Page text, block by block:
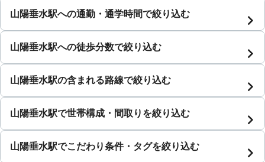
山陽垂水駅への通勤・通学時間で絞り込む
山陽垂水駅への徒歩分数で絞り込む
山陽垂水駅の含まれる路線で絞り込む
山陽垂水駅で世帯構成・間取りを絞り込む
山陽垂水駅でこだわり条件・タグを絞り込む